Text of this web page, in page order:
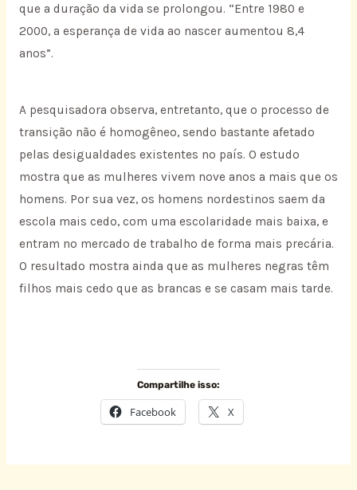
que a duração da vida se prolongou. “Entre 1980 e
2000, a esperança de vida ao nascer aumentou 8,4
anos”.
A pesquisadora observa, entretanto, que o processo de
transição não é homogêneo, sendo bastante afetado
pelas desigualdades existentes no país. O estudo
mostra que as mulheres vivem nove anos a mais que os
homens. Por sua vez, os homens nordestinos saem da
escola mais cedo, com uma escolaridade mais baixa, e
entram no mercado de trabalho de forma mais precária.
O resultado mostra ainda que as mulheres negras têm
filhos mais cedo que as brancas e se casam mais tarde.
Compartilhe isso:
Facebook X